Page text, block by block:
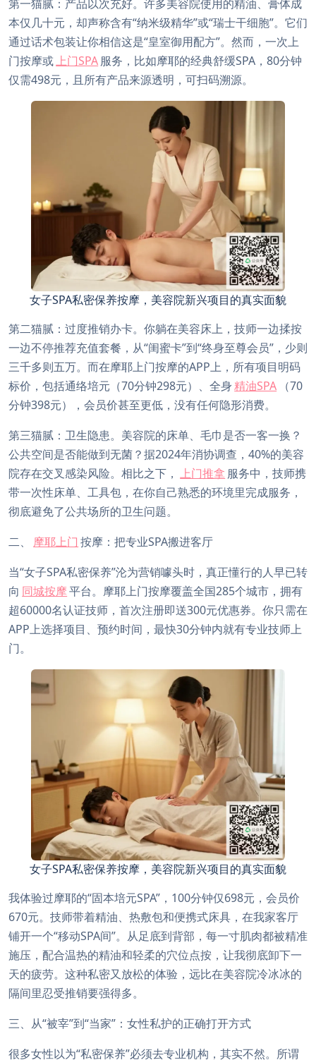
第一猫腻：产品以次充好。许多美容院使用的精油、膏体成
本仅几十元，却声称含有“纳米级精华”或“瑞士干细胞”。它们
通过话术包装让你相信这是“皇室御用配方”。然而，一次上
门按摩或上门SPA服务，比如摩耶的经典舒缓SPA，80分钟
仅需498元，且所有产品来源透明，可扫码溯源。
女子SPA私密保养按摩，美容院新兴项目的真实面貌
第二猫腻：过度推销办卡。你躺在美容床上，技师一边揉按
一边不停推荐充值套餐，从“闺蜜卡”到“终身至尊会员”，少则
三千多则五万。而在摩耶上门按摩的APP上，所有项目明码
标价，包括通络培元（70分钟298元）、全身精油SPA （70
分钟398元），会员价甚至更低，没有任何隐形消费。
第三猫腻：卫生隐患。美容院的床单、毛巾是否一客一换？
公共空间是否能做到无菌？据2024年消协调查，40%的美容
院存在交叉感染风险。相比之下， 上门推拿服务中，技师携
带一次性床单、工具包，在你自己熟悉的环境里完成服务，
彻底避免了公共场所的卫生问题。
二、
摩耶上门 按摩：把专业SPA搬进客厅
当“女子SPA私密保养”沦为营销噱头时，真正懂行的人早已转
向 同城按摩平台。摩耶上门按摩覆盖全国285个城市，拥有
超60000名认证技师，首次注册即送300元优惠券。你只需在
APP上选择项目、预约时间，最快30分钟内就有专业技师上
门。
女子SPA私密保养按摩，美容院新兴项目的真实面貌
我体验过摩耶的“固本培元SPA”，100分钟仅698元，会员价
670元。技师带着精油、热敷包和便携式床具，在我家客厅
铺开一个“移动SPA间”。从足底到背部，每一寸肌肉都被精准
施压，配合温热的精油和轻柔的穴位点按，让我彻底卸下一
天的疲劳。这种私密又放松的体验，远比在美容院冷冰冰的
隔间里忍受推销要强得多。
三、从“被宰”到“当家”：女性私护的正确打开方式
很多女性以为“私密保养”必须去专业机构，其实不然。所谓